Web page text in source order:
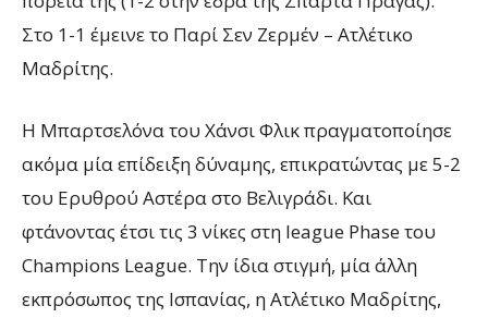
Στο 1-1 έμεινε το Παρί Σεν Ζερμέν – Ατλέτικο
Μαδρίτης.
Η Μπαρτσελόνα του Χάνσι Φλικ πραγματοποίησε
ακόμα μία επίδειξη δύναμης, επικρατώντας με5-2
του Ερυθρού Αστέραστο Βελιγράδι. Και
φτάνοντας έτσι τις 3 νίκες στη league Phaseτου
Champions League. Την ίδια στιγμή, μία άλλη
εκπρόσωπος της Ισπανίας, η Ατλέτικο Μαδρίτης,